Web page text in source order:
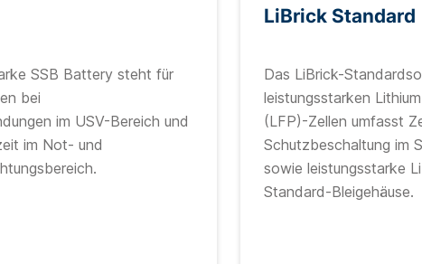
SSB Battery steht für
bei
im USV-Bereich und
im Not- und
LiBrick Standard
Das LiBrick-
leistungsstarken
(LFP)-Zellen umfasst
Schutzbeschaltung im
sowie leistungsstarke
Standard-Bleigehäuse.